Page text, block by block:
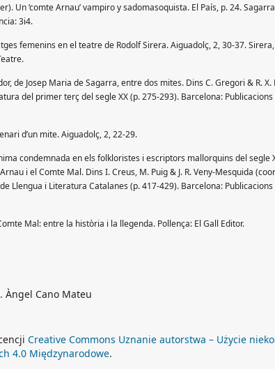
Un ‘comte Arnau’ vampiro y sadomasoquista. El País, p. 24.
3i4.
femenins en el teatre de Rodolf Sirera. Aiguadolç, 2, 30-37.
de Josep Maria de Sagarra, entre dos mites. Dins C. Gregori & R. X.
del primer terç del segle XX (p. 275-293). Barcelona: Publicacions
d’un mite. Aiguadolç, 2, 22-29.
condemnada en els folkloristes i escriptors mallorquins del segle
i el Comte Mal. Dins I. Creus, M. Puig & J. R. Veny-Mesquida
Llengua i Literatura Catalanes (p. 417-429). Barcelona: Publicacions
Mal: entre la història i la llegenda. Pollença: El Gall Editor.
Àngel Cano Mateu
Creative Commons Uznanie autorstwa – Użycie
4.0 Międzynarodowe.